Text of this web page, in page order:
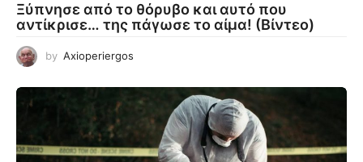
Ξύπνησε από το θόρυβο και αυτό που
αντίκρισε… της πάγωσε το αίμα! (Βίντεο)
by Axioperiergos